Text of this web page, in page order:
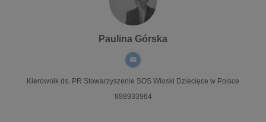
Paulina Górska
Kierownik ds. PR Stowarzyszenie SOS Wioski Dziecięce w Polsce
888933964